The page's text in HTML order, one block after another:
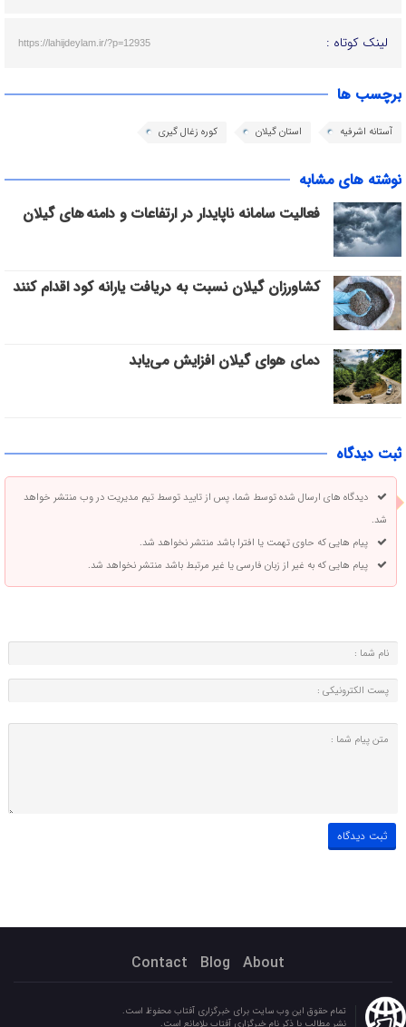
لینک کوتاه : https://lahijdeylam.ir/?p=12935
برچسب ها
آستانه اشرفیه استان گیلان کوره زغال گیری
نوشته های مشابه
فعالیت سامانه ناپایدار در ارتفاعات و دامنه های گیلان
کشاورزان گیلان نسبت به دریافت یارانه کود اقدام کنند
دمای هوای گیلان افزایش می‌یابد
ثبت دیدگاه
دیدگاه های ارسال شده توسط شما، پس از تایید توسط تیم مدیریت در وب منتشر خواهد
شد.
پیام هایی که حاوی تهمت یا افترا باشد منتشر نخواهد شد.
پیام هایی که به غیر از زبان فارسی یا غیر مرتبط باشد منتشر نخواهد شد.
About
Blog
Contact
تمام حقوق این وب سایت برای خبرگزاری آفتاب محفوظ است.
نشر مطالب با ذکر نام خبرگزاری آفتاب بلامانع است.